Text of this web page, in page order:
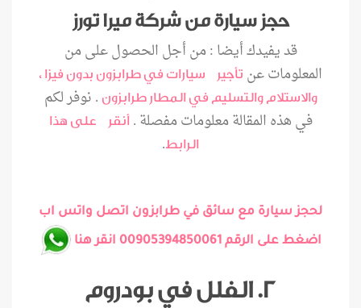
حجز سيارة من شركة ميرا تورز
قد يفيدك أيضا : من أجل الحصول على من
المعلومات عن تأجير سيارات في طرابزون بدون فيزا ،
والاستلام والتسليم في المطار طرابزون . نوفر لكم
في هذه المقالة معلومات مفصلة .أنقر على هذا
الرابط.
لحجز سيارة مع سائق في طرابزون اتصل واتس اب
اضغط على الرقم 00905394850061 انقر هنا
2. الفلل في بودروم